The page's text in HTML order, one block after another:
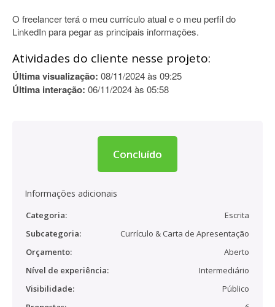
O freelancer terá o meu currículo atual e o meu perfil do
LinkedIn para pegar as principais informações.
Atividades do cliente nesse projeto:
Última visualização: 08/11/2024 às 09:25
Última interação: 06/11/2024 às 05:58
Concluído
Informações adicionais
Categoria:
Escrita
Subcategoria:
Currículo & Carta de Apresentação
Orçamento:
Aberto
Nível de experiência:
Intermediário
Visibilidade:
Público